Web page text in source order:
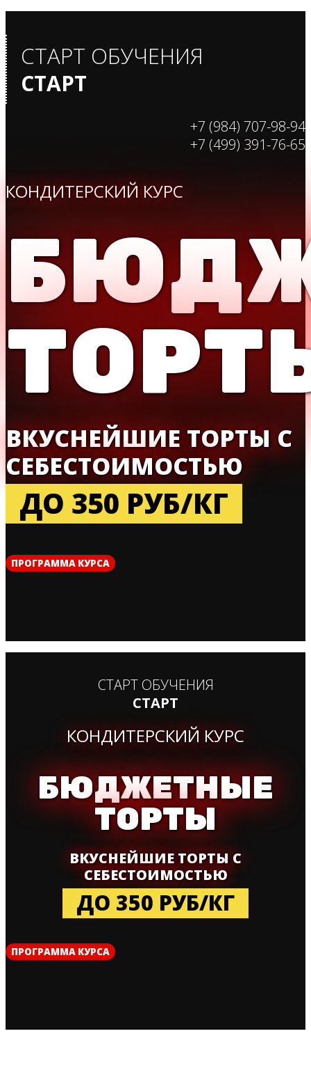
СТАРТ ОБУЧЕНИЯ
СТАРТ
+7 (984) 707-98-94
+7 (499) 391-76-65
КОНДИТЕРСКИЙ КУРС
ВКУСНЕЙШИЕ ТОРТЫ С
СЕБЕСТОИМОСТЬЮ
ДО 350 РУБ/КГ
ПРОГРАММА КУРСА
СТАРТ ОБУЧЕНИЯ
СТАРТ
КОНДИТЕРСКИЙ КУРС
БЮДЖЕТНЫЕ
ТОРТЫ
ВКУСНЕЙШИЕ ТОРТЫ С
СЕБЕСТОИМОСТЬЮ
ДО 350 РУБ/КГ
ПРОГРАММА КУРСА